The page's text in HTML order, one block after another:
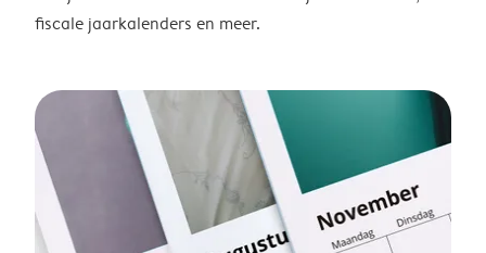
fiscale jaarkalenders en meer.